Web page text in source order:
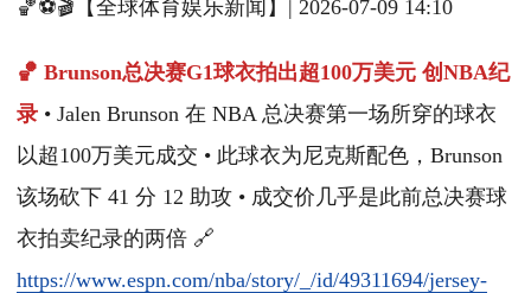
🏀⚽🎬【全球体育娱乐新闻】| 2026-07-09 14:10
🏀 Brunson总决赛G1球衣拍出超100万美元 创NBA纪
录 • Jalen Brunson 在 NBA 总决赛第一场所穿的球衣
以超100万美元成交 • 此球衣为尼克斯配色，Brunson
该场砍下 41 分 12 助攻 • 成交价几乎是此前总决赛球
衣拍卖纪录的两倍 🔗
https://www.espn.com/nba/story/_/id/49311694/jersey-